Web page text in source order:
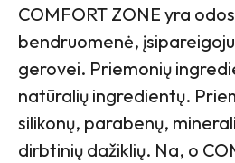
COMFORT ZONE yra
bendruomenė,
gerovei. Priemonių
natūralių ingredientų.
silikonų, parabenų,
dirbtinių dažiklių. Na, o